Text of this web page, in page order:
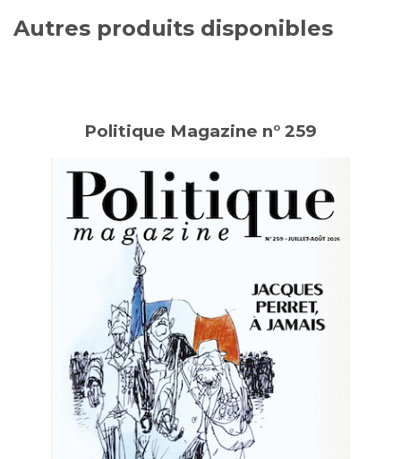
Autres produits disponibles
Politique Magazine n° 259